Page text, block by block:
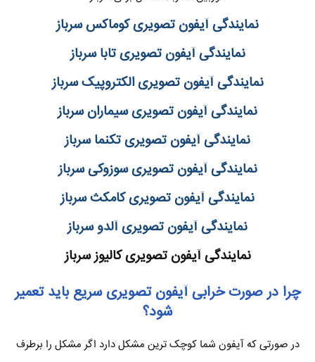
نمایندگی آیفون تصویری کوماکس سرباز
نمایندگی آیفون تصویری تابا سرباز
نمایندگی آیفون تصویری الکتروپیک سرباز
نمایندگی آیفون تصویری سیماران سرباز
نمایندگی آیفون تصویری تکنما سرباز
نمایندگی آیفون تصویری سوزوکی سرباز
نمایندگی آیفون تصویری کامکث سرباز
نمایندگی آیفون تصویری آلدو سرباز
نمایندگی آیفون تصویری کالیوز سرباز
چرا در صورت خرابی آیفون تصویری سریع باید تعمیر
شود؟
در صورتی که آیفون شما کوچک ترین مشکل دارد اگر مشکل را برطرف